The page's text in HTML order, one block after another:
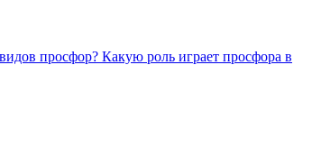
просфор? Какую роль играет просфора в